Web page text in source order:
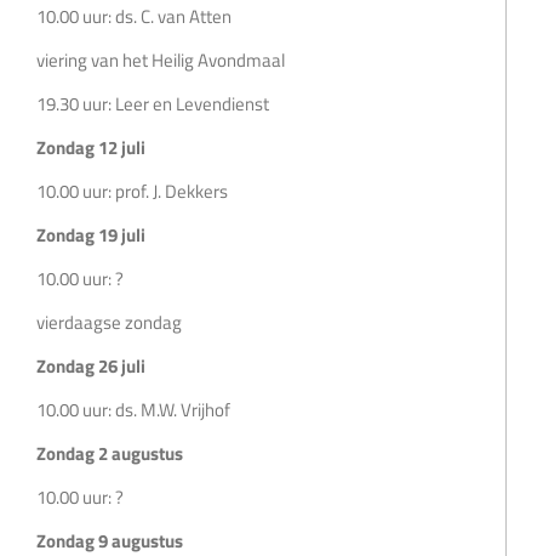
10.00 uur: ds. C. van Atten
viering van het Heilig Avondmaal
19.30 uur: Leer en Levendienst
Zondag 12 juli
10.00 uur: prof. J. Dekkers
Zondag 19 juli
10.00 uur: ?
vierdaagse zondag
Zondag 26 juli
10.00 uur: ds. M.W. Vrijhof
Zondag 2 augustus
10.00 uur: ?
Zondag 9 augustus